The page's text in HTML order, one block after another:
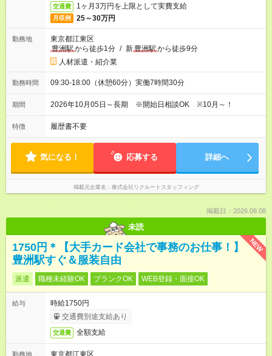
交通費 1ヶ月3万円を上限として実費支給
月収例 25～30万円
勤務地
東京都江東区
豊洲駅から徒歩1分 / 新豊洲駅から徒歩9分
人材派遣・紹介業
勤務時間 09:30-18:00（休憩60分）実働7時間30分
期間 2026年10月05日～長期 ※開始日相談OK ※10月～！
特徴 履歴書不要
気になる！ 応募する 詳細へ
掲載元企業名 株式会社リクルートスタッフィング
掲載日：2026.08.08
未読
NEW
1750円＊【大手カード会社で事務のお仕事！】
豊洲駅すぐ＆服装自由
派遣 職種未経験OK ブランクOK WEB登録・面接OK
給与
時給1750円
交通費別途支給あり
交通費 全額支給
勤務地 東京都江東区